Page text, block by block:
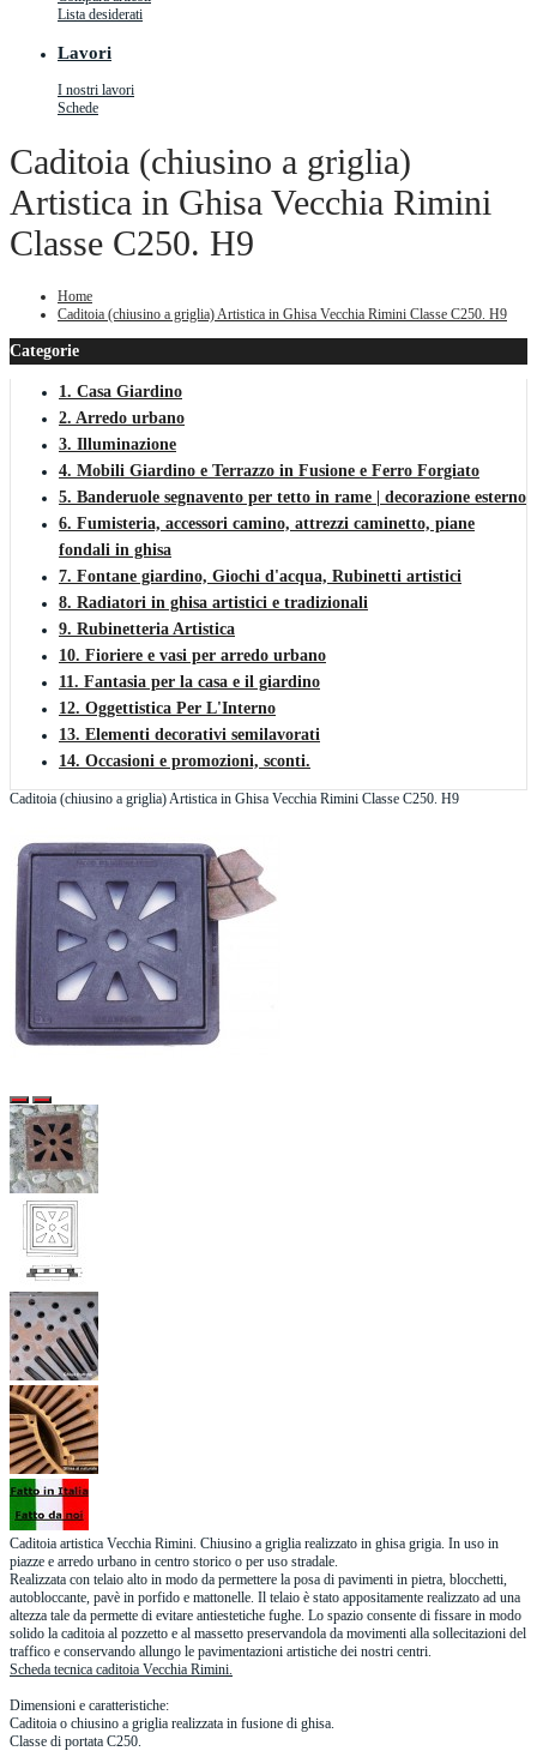
Lista desiderati
Lavori
I nostri lavori
Schede
Caditoia (chiusino a griglia)
Artistica in Ghisa Vecchia Rimini
Classe C250. H9
Home
Caditoia (chiusino a griglia) Artistica in Ghisa Vecchia Rimini Classe C250. H9
Categorie
1. Casa Giardino
2. Arredo urbano
3. Illuminazione
4. Mobili Giardino e Terrazzo in Fusione e Ferro Forgiato
5. Banderuole segnavento per tetto in rame | decorazione esterno
6. Fumisteria, accessori camino, attrezzi caminetto, piane
fondali in ghisa
7. Fontane giardino, Giochi d'acqua, Rubinetti artistici
8. Radiatori in ghisa artistici e tradizionali
9. Rubinetteria Artistica
10. Fioriere e vasi per arredo urbano
11. Fantasia per la casa e il giardino
12. Oggettistica Per L'Interno
13. Elementi decorativi semilavorati
14. Occasioni e promozioni, sconti.
Caditoia (chiusino a griglia) Artistica in Ghisa Vecchia Rimini Classe C250. H9
Caditoia artistica Vecchia Rimini. Chiusino a griglia realizzato in ghisa grigia. In uso in
piazze e arredo urbano in centro storico o per uso stradale.
Realizzata con telaio alto in modo da permettere la posa di pavimenti in pietra, blocchetti,
autobloccante, pavè in porfido e mattonelle. Il telaio è stato appositamente realizzato ad una
altezza tale da permette di evitare antiestetiche fughe. Lo spazio consente di fissare in modo
solido la caditoia al pozzetto e al massetto preservandola da movimenti alla sollecitazioni del
traffico e conservando allungo le pavimentazioni artistiche dei nostri centri.
Scheda tecnica caditoia Vecchia Rimini.
Dimensioni e caratteristiche:
Caditoia o chiusino a griglia realizzata in fusione di ghisa.
Classe di portata C250.